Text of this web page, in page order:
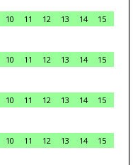
10 11 12 13 14
15
10 11 12 13 14
15
10 11 12 13 14
15
10 11 12 13 14
15